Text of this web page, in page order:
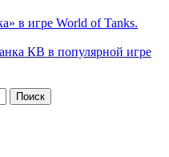
в игре World of Tanks.
КВ в популярной игре